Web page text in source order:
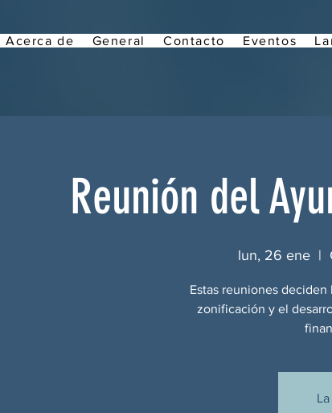
Acerca de General Contacto Eventos
Reunión del
lun, 26 ene
  |
Estas reuniones
zonificación y el